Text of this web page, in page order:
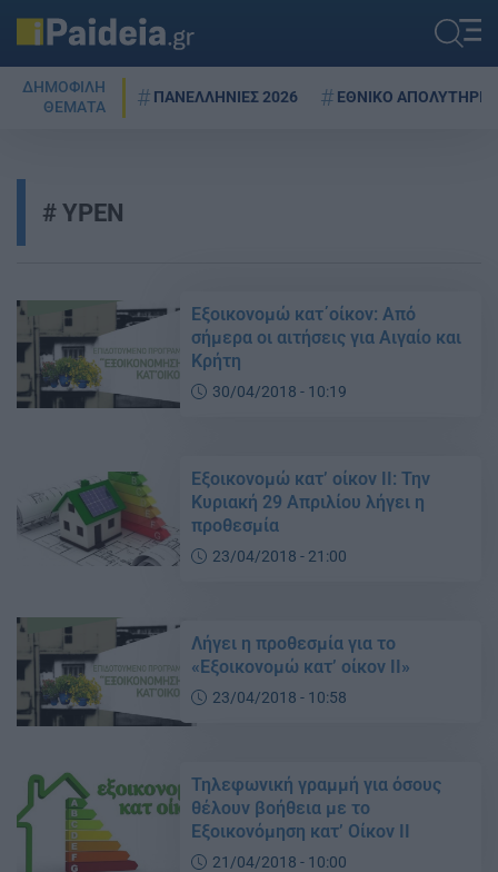
ΔΗΜΟΦΙΛΗ
ΘΕΜΑΤΑ
ΠΑΝΕΛΛΗΝΙΕΣ 2026 ΕΘΝΙΚΟ ΑΠΟΛΥΤΗΡΙΟ
YPEN
Εξοικονομώ κατ΄οίκον: Aπό
σήμερα οι αιτήσεις για Αιγαίο και
Κρήτη
30/04/2018 - 10:19
Εξοικονομώ κατ’ οίκον ΙΙ: Την
Κυριακή 29 Απριλίου λήγει η
προθεσμία
23/04/2018 - 21:00
Λήγει η προθεσμία για το
«Εξοικονομώ κατ’ οίκον ΙΙ»
23/04/2018 - 10:58
Τηλεφωνική γραμμή για όσους
θέλουν βοήθεια με το
Εξοικονόμηση κατ’ Οίκον ΙΙ
21/04/2018 - 10:00